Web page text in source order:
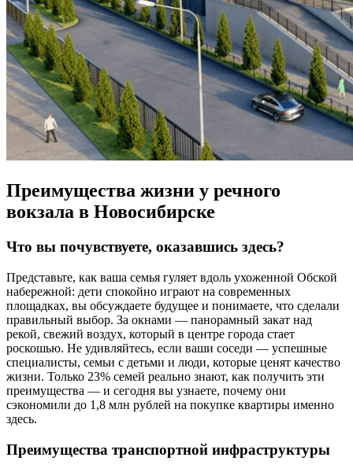
Преимущества жизни у речного
вокзала в Новосибирске
Что вы почувствуете, оказавшись здесь?
Представьте, как ваша семья гуляет вдоль ухоженной Обской
набережной: дети спокойно играют на современных
площадках, вы обсуждаете будущее и понимаете, что сделали
правильный выбор. За окнами — панорамный закат над
рекой, свежий воздух, который в центре города стает
роскошью. Не удивляйтесь, если ваши соседи — успешные
специалисты, семьи с детьми и люди, которые ценят качество
жизни. Только 23% семей реально знают, как получить эти
преимущества — и сегодня вы узнаете, почему они
сэкономили до 1,8 млн рублей на покупке квартиры именно
здесь.
Преимущества транспортной инфраструктуры